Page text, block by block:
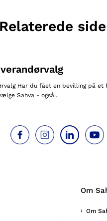
Relaterede
Har du fået en bevilling på
Sahva - også...
Om
Om